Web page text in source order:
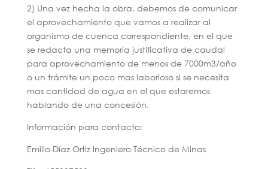
2) Una vez hecha la obra, debemos de comunicar
el aprovechamiento que vamos a realizar al
organismo de cuenca correspondiente, en el que
se redacta una memoria justificativa de caudal
para aprovechamiento de menos de 7000m3/año
o un trámite un poco mas laborioso si se necesita
mas cantidad de agua en el que estaremos
hablando de una concesión.
Información para contacto:
Emilio Díaz Ortiz Ingeniero Técnico de Minas